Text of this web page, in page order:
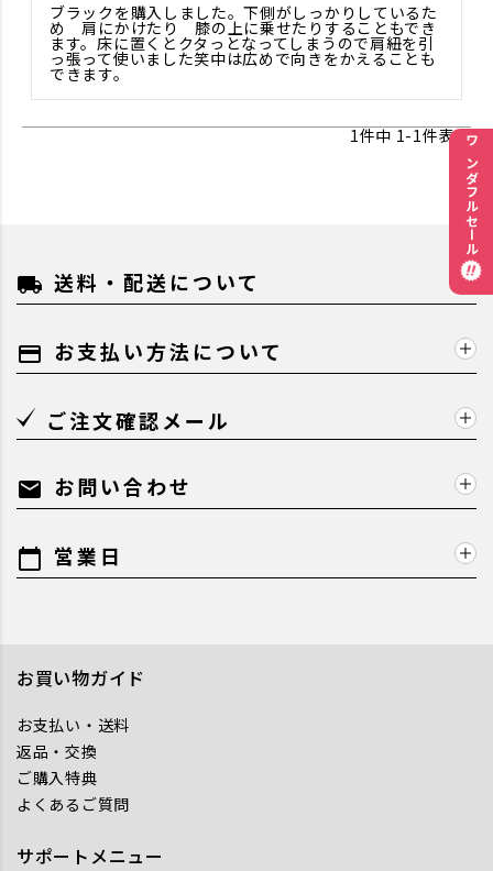
ブラックを購入しました。下側がしっかりしているた
め　肩にかけたり　膝の上に乗せたりすることもでき
ます。床に置くとクタっとなってしまうので肩紐を引
っ張って使いました笑中は広めで向きをかえることも
できます。
1件中 1-1件表示
local_shipping 送料・配送について
payment お支払い方法について
ご注文確認メール
mail お問い合わせ
calendar_today 営業日
お買い物ガイド
お支払い・送料
返品・交換
ご購入特典
よくあるご質問
サポートメニュー
ワンダフルセール